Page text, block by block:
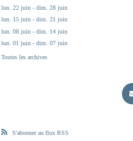
lun. 22 juin - dim. 28 juin
lun. 15 juin - dim. 21 juin
lun. 08 juin - dim. 14 juin
lun. 01 juin - dim. 07 juin
Toutes les archives
S'abonner au flux RSS